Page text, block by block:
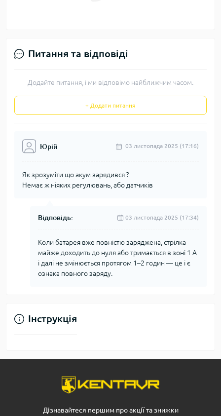
Питання та відповіді
Додайте питання, і ми відповімо найближчим часом.
+ Додати питання
Юрій 03 листопада 2025 (17:16)
Як зрозуміти що акум зарядився ?
Немає ж ніяких регулювань, або датчиків
Відповідь: 03 листопада 2025 (17:34)
Коли батарея вже повністю заряджена, стрілка
майже доходить до нуля або тримається в зоні 1 А
і далі не змінюється протягом 1–2 годин — це і є
ознака повного заряду.
Інструкція
Дізнавайтеся першим про акції та знижки